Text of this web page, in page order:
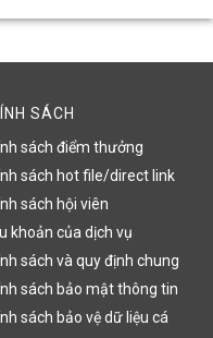
SÁCH
sách điểm thưởng
sách hot file/direct link
sách hội viên
khoản của dịch vụ
sách và quy định chung
sách bảo mật thông tin
sách bảo vệ dữ liệu cá